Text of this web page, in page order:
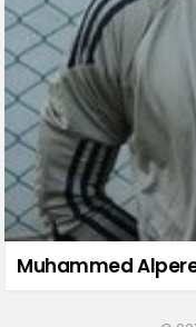
Muhammed